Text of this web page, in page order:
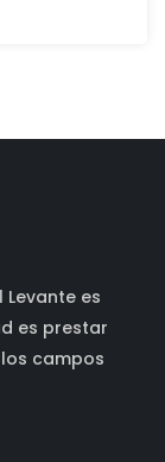
es
es prestar
campos